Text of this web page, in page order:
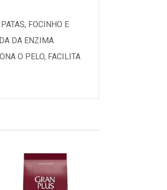
FOCINHO E
DA ENZIMA
O PELO, FACILITA